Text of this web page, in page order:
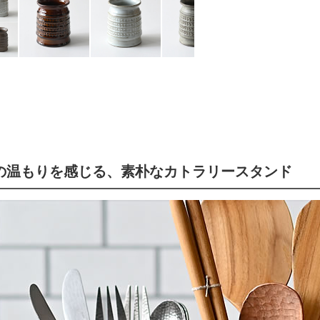
温もりを感じる、素朴なカトラリースタンド